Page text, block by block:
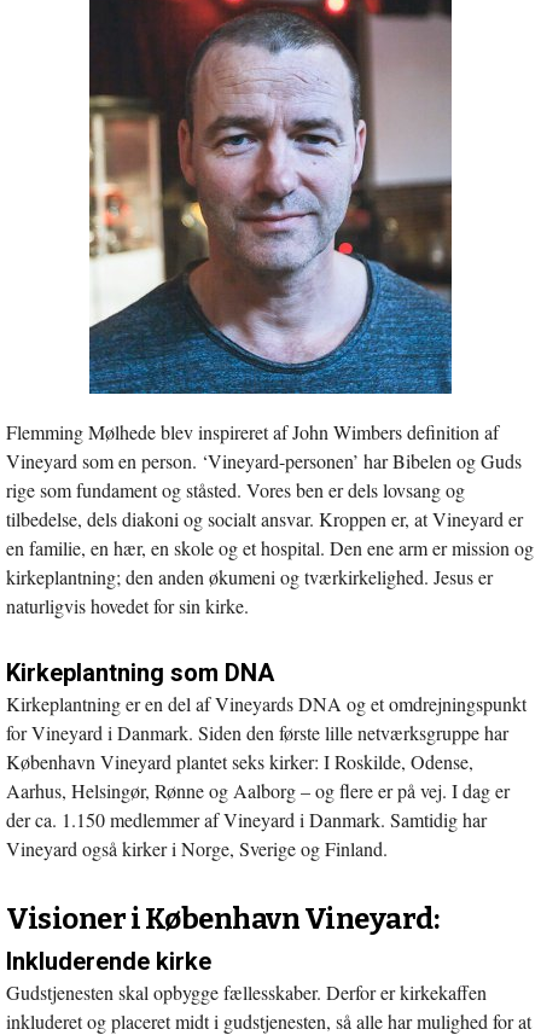
Flemming Mølhede blev inspireret af John Wimbers definition af
Vineyard som en person. ‘Vineyard-personen’ har Bibelen og Guds
rige som fundament og ståsted. Vores ben er dels lovsang og
tilbedelse, dels diakoni og socialt ansvar. Kroppen er, at Vineyard er
en familie, en hær, en skole og et hospital. Den ene arm er mission og
kirkeplantning; den anden økumeni og tværkirkelighed. Jesus er
naturligvis hovedet for sin kirke.
Kirkeplantning som DNA
Kirkeplantning er en del af Vineyards DNA og et omdrejningspunkt
for Vineyard i Danmark. Siden den første lille netværksgruppe har
København Vineyard plantet seks kirker: I Roskilde, Odense,
Aarhus, Helsingør, Rønne og Aalborg – og flere er på vej. I dag er
der ca. 1.150 medlemmer af Vineyard i Danmark. Samtidig har
Vineyard også kirker i Norge, Sverige og Finland.
Visioner i København Vineyard:
Inkluderende kirke
Gudstjenesten skal opbygge fællesskaber. Derfor er kirkekaffen
inkluderet og placeret midt i gudstjenesten, så alle har mulighed for at